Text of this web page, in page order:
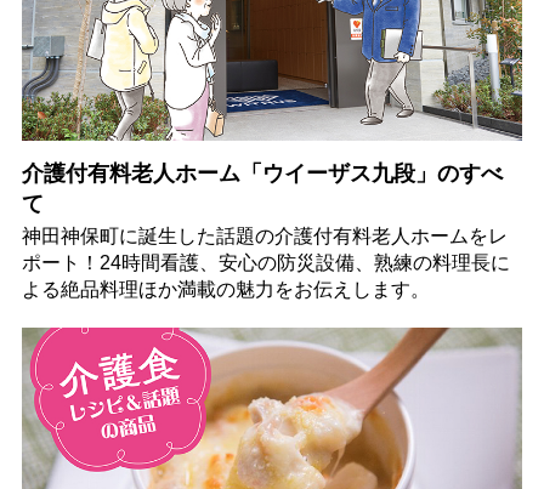
介護付有料老人ホーム「ウイーザス九段」のすべ
て
神田神保町に誕生した話題の介護付有料老人ホームをレ
ポート！24時間看護、安心の防災設備、熟練の料理長に
よる絶品料理ほか満載の魅力をお伝えします。